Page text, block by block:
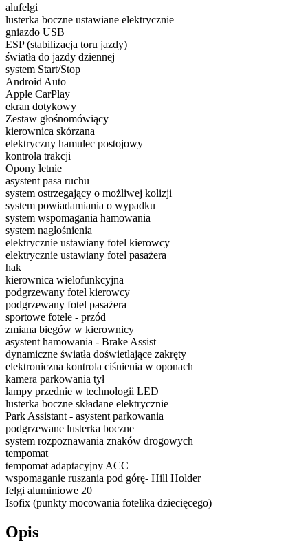
alufelgi
lusterka boczne ustawiane elektrycznie
gniazdo USB
ESP (stabilizacja toru jazdy)
światła do jazdy dziennej
system Start/Stop
Android Auto
Apple CarPlay
ekran dotykowy
Zestaw głośnomówiący
kierownica skórzana
elektryczny hamulec postojowy
kontrola trakcji
Opony letnie
asystent pasa ruchu
system ostrzegający o możliwej kolizji
system powiadamiania o wypadku
system wspomagania hamowania
system nagłośnienia
elektrycznie ustawiany fotel kierowcy
elektrycznie ustawiany fotel pasażera
hak
kierownica wielofunkcyjna
podgrzewany fotel kierowcy
podgrzewany fotel pasażera
sportowe fotele - przód
zmiana biegów w kierownicy
asystent hamowania - Brake Assist
dynamiczne światła doświetlające zakręty
elektroniczna kontrola ciśnienia w oponach
kamera parkowania tył
lampy przednie w technologii LED
lusterka boczne składane elektrycznie
Park Assistant - asystent parkowania
podgrzewane lusterka boczne
system rozpoznawania znaków drogowych
tempomat
tempomat adaptacyjny ACC
wspomaganie ruszania pod górę- Hill Holder
felgi aluminiowe 20
Isofix (punkty mocowania fotelika dziecięcego)
Opis